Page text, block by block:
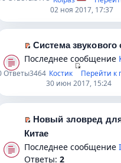
н
и
ю
с
о
о
б
н
и
ю
т
а
н
н
у
с
о
м
н
е
п
о
и
т
а
н
т
к
п
е
в
м
у
н
е
02 ноя 2017, 17:37
р
й
т
п
Система
Последнее сообщение
Ответы3464 Костик
Перейти к
30 июн 2017, 15:24
р
Новый зловред
Китае
Последнее сообщение
Ответы: 2